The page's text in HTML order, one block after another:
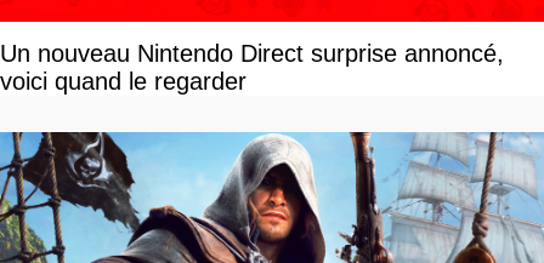
Un nouveau Nintendo Direct surprise annoncé,
voici quand le regarder